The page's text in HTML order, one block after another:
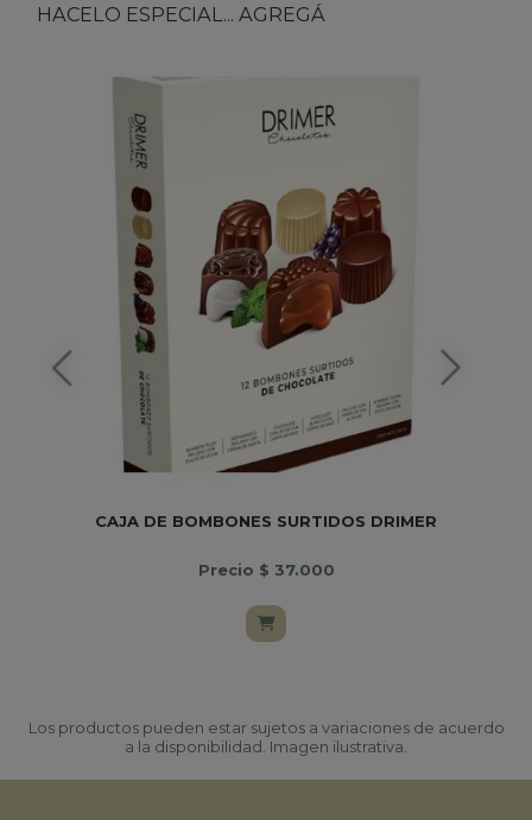
HACELO ESPECIAL... AGREGÁ
CAJA DE BOMBONES SURTIDOS DRIMER
Precio $ 37.000
Los productos pueden estar sujetos a variaciones de acuerdo
a la disponibilidad. Imagen ilustrativa.